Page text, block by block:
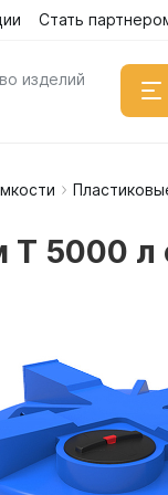
Стать
изделий
Емкости
Емкости
Емкости
Емкости
T 5000 л